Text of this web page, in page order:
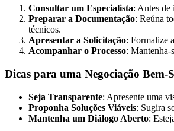
Consultar um Especialista: Antes de
Preparar a Documentação: Reúna
técnicos.
Apresentar a Solicitação: Formalize
Acompanhar o Processo: Mantenha-
Dicas para uma Negociação Bem-
Seja Transparente: Apresente uma
Proponha Soluções Viáveis: Sugira
Mantenha um Diálogo Aberto: